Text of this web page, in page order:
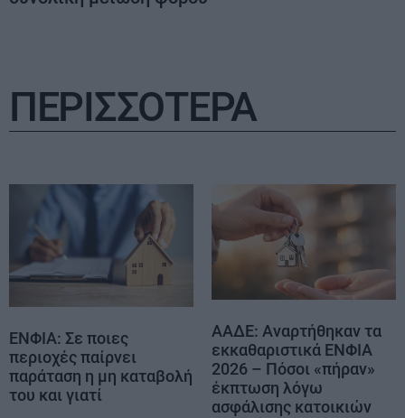
ΠΕΡΙΣΣΟΤΕΡΑ
ΕΝΦΙΑ: Σε ποιες
περιοχές παίρνει
παράταση η μη καταβολή
του και γιατί
ΑΑΔΕ: Αναρτήθηκαν τα
εκκαθαριστικά ΕΝΦΙΑ
2026 – Πόσοι «πήραν»
έκπτωση λόγω
ασφάλισης κατοικιών